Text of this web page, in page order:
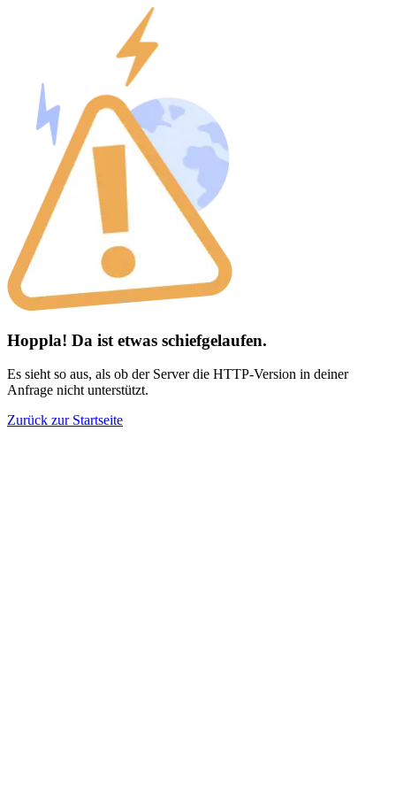
Hoppla! Da ist etwas schiefgelaufen.
Es sieht so aus, als ob der Server die HTTP-Version in deiner
Anfrage nicht unterstützt.
Zurück zur Startseite